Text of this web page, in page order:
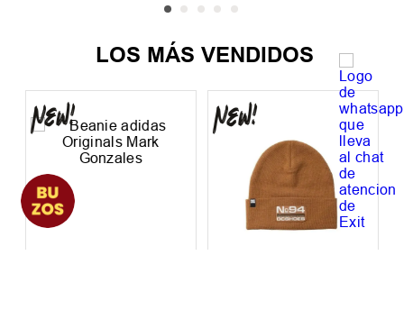
LOS MÁS VENDIDOS